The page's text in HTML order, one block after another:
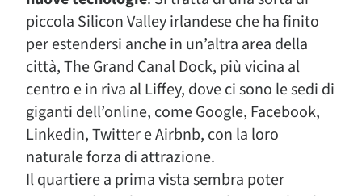
piccola Silicon Valley irlandese che ha finito
per estendersi anche in un’altra area della
città, The Grand Canal Dock, più vicina al
centro e in riva al Liffey, dove ci sono le sedi di
giganti dell’online, come Google, Facebook,
Linkedin, Twitter e Airbnb, con la loro
naturale forza di attrazione.
Il quartiere a prima vista sembra poter